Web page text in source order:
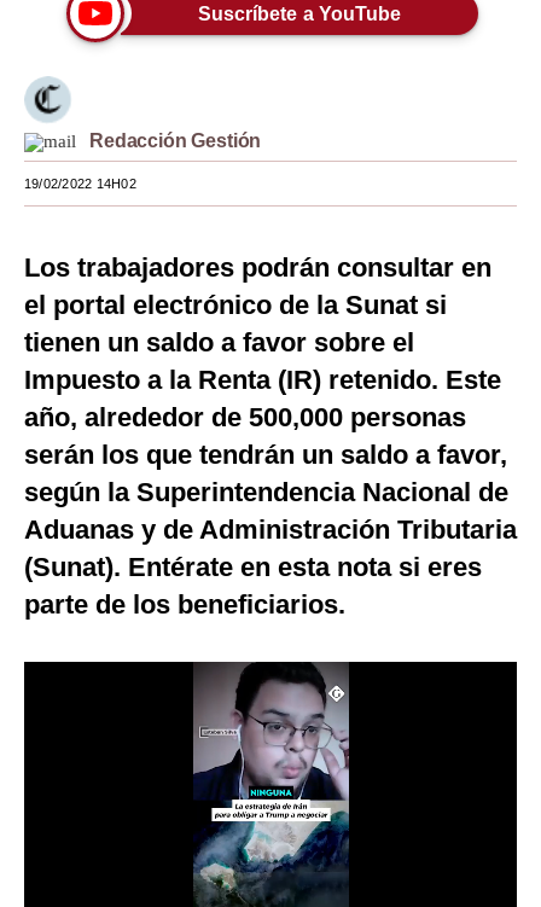
Tendencias
Lujo
Viajes
Mundo
EEUU
España
Internacional
Tecnología
Club del Suscriptor
Mix
Suscríbete a YouTube
Redacción Gestión
19/02/2022 14H02
Los trabajadores podrán consultar en
el portal electrónico de la Sunat si
tienen un saldo a favor sobre el
Impuesto a la Renta (IR) retenido. Este
año, alrededor de 500,000 personas
serán los que tendrán un saldo a favor,
según la Superintendencia Nacional de
Aduanas y de Administración Tributaria
(Sunat). Entérate en esta nota si eres
parte de los beneficiarios.